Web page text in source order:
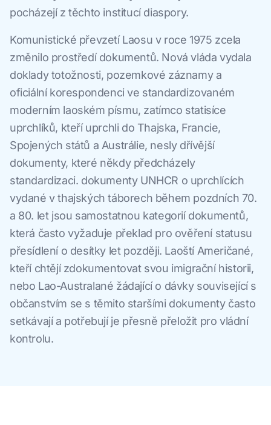
pocházejí z těchto institucí diaspory.
Komunistické převzetí Laosu v roce 1975 zcela
změnilo prostředí dokumentů. Nová vláda vydala
doklady totožnosti, pozemkové záznamy a
oficiální korespondenci ve standardizovaném
moderním laoském písmu, zatímco statisíce
uprchlíků, kteří uprchli do Thajska, Francie,
Spojených států a Austrálie, nesly dřívější
dokumenty, které někdy předcházely
standardizaci. dokumenty UNHCR o uprchlících
vydané v thajských táborech během pozdních 70.
a 80. let jsou samostatnou kategorií dokumentů,
která často vyžaduje překlad pro ověření statusu
přesídlení o desítky let později. Laoští Američané,
kteří chtějí zdokumentovat svou imigrační historii,
nebo Lao-Australané žádající o dávky související s
občanstvím se s těmito staršími dokumenty často
setkávají a potřebují je přesně přeložit pro vládní
kontrolu.